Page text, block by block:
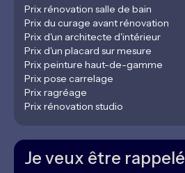
Prix rénovation salle de bain
Prix du curage avant rénovation
Prix d'un architecte d'intérieur
Prix d'un placard sur mesure
Prix peinture haut-de-gamme
Prix pose carrelage
Prix ragréage
Prix rénovation studio
Je veux être rappelé